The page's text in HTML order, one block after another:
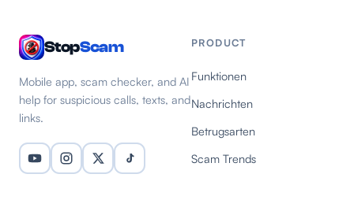
StopScam
Mobile app, scam checker, and AI
help for suspicious calls, texts, and
links.
PRODUCT
Funktionen
Nachrichten
Betrugsarten
Scam Trends